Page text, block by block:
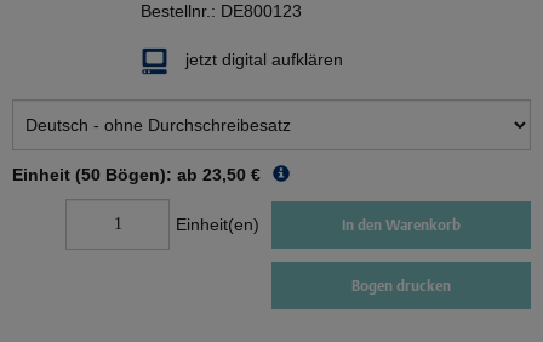
Bestellnr.: DE800123
jetzt digital aufklären
Einheit (50 Bögen): ab 23,50 €
Einheit(en) In den Warenkorb
Bogen drucken